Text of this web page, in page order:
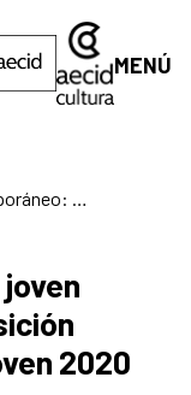
MENÚ
2020